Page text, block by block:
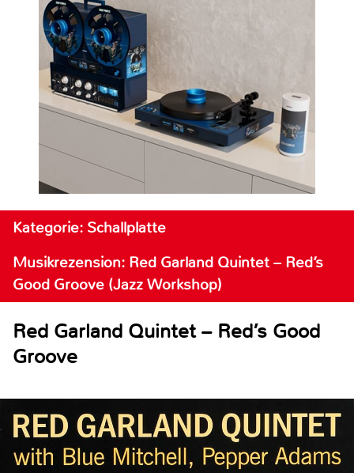
Kategorie: Schallplatte
Musikrezension: Red Garland Quintet – Red’s
Good Groove (Jazz Workshop)
Red Garland Quintet – Red’s Good
Groove